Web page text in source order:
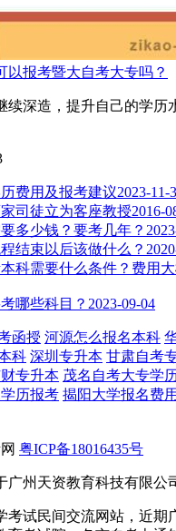
以报考暨大自考大专吗？
续深造，提升自己的学历
费用及报考建议2023-11-
司徒立为客座教授2016-
多少钱？要考几年？
结束以后该做什么？
科需要什么条件？费用
哪些科目？ 2023-09-04
函授 河源怎么报名本科
科 深圳专升本 甘肃自考
专升本 茂名自考大专学
历报考 揭阳大学报名费用
粤ICP备18016435号
广州天资教育科技有限公
考试民间交流网站，近期